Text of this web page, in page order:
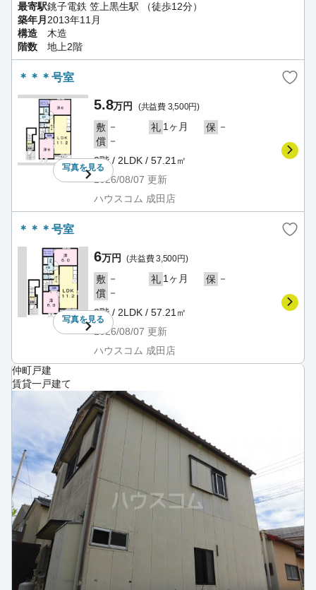
最寄駅銚子電鉄 笠上黒生駅 （徒歩12分）
築年月 2013年11月
構造
木造
階数
地上2階
＊＊＊号室
写真を見る
5.8万円 (共益費 3,500円)
敷 － 礼 1ヶ月 保 －
償 －
2階 / 2LDK / 57.21㎡
2026/08/07 更新
ハウスコム 成田店
＊＊＊号室
写真を見る
6万円 (共益費 3,500円)
敷 － 礼 1ヶ月 保 －
償 －
2階 / 2LDK / 57.21㎡
2026/08/07 更新
ハウスコム 成田店
仲町戸建
賃貸一戸建て